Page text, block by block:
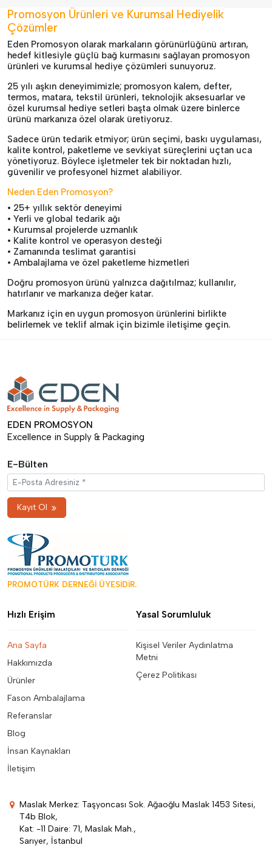
Promosyon Ürünleri ve Kurumsal Hediyelik
Çözümler
Eden Promosyon olarak markaların görünürlüğünü artıran,
hedef kitlesiyle güçlü bağ kurmasını sağlayan promosyon
ürünleri ve kurumsal hediye çözümleri sunuyoruz.
25 yılı aşkın deneyimimizle; promosyon kalem, defter,
termos, matara, tekstil ürünleri, teknolojik aksesuarlar ve
özel kurumsal hediye setleri başta olmak üzere binlerce
ürünü markanıza özel olarak üretiyoruz.
Sadece ürün tedarik etmiyor; ürün seçimi, baskı uygulaması,
kalite kontrol, paketleme ve sevkiyat süreçlerini uçtan uca
yönetiyoruz. Böylece işletmeler tek bir noktadan hızlı,
güvenilir ve profesyonel hizmet alabiliyor.
Neden Eden Promosyon?
• 25+ yıllık sektör deneyimi
• Yerli ve global tedarik ağı
• Kurumsal projelerde uzmanlık
• Kalite kontrol ve operasyon desteği
• Zamanında teslimat garantisi
• Ambalajlama ve özel paketleme hizmetleri
Doğru promosyon ürünü yalnızca dağıtılmaz; kullanılır,
hatırlanır ve markanıza değer katar.
Markanız için en uygun promosyon ürünlerini birlikte
belirlemek ve teklif almak için bizimle iletişime geçin.
EDEN PROMOSYON
Excellence in Supply & Packaging
E-Bülten
Kayıt Ol
PROMOTÜRK DERNEĞİ ÜYESİDİR.
Hızlı Erişim
Ana Sayfa
Hakkımızda
Ürünler
Fason Ambalajlama
Referanslar
Blog
İnsan Kaynakları
İletişim
Yasal Sorumluluk
Kişisel Veriler Aydınlatma
Metni
Çerez Politikası
Maslak Merkez: Taşyoncası Sok. Ağaoğlu Maslak 1453 Sitesi,
T4b Blok,
Kat: -11 Daire: 71, Maslak Mah.,
Sarıyer, İstanbul